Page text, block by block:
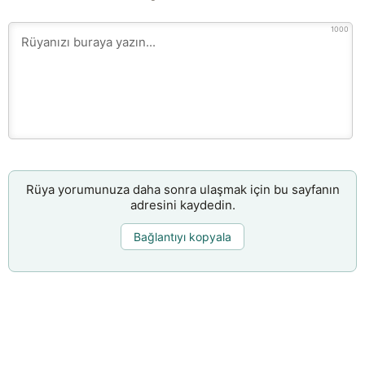
1000
Rüya yorumunuza daha sonra ulaşmak için bu sayfanın
adresini kaydedin.
Bağlantıyı kopyala